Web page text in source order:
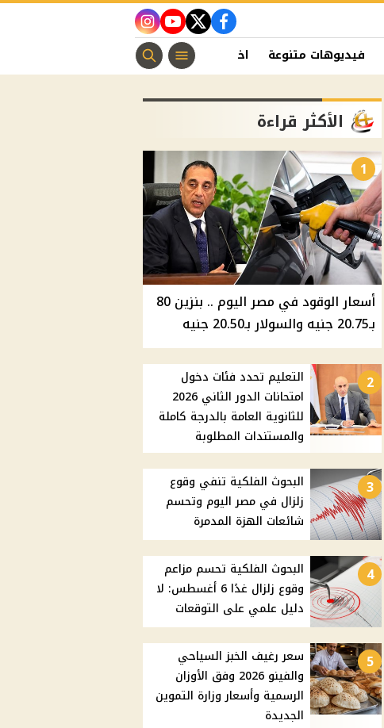
facebook
twitter
youtube
instagram
فيديوهات متنوعة اخبار الفن منوعات مسيحية
الأكثر قراءة
1
أسعار الوقود في مصر اليوم .. بنزين 80
بـ20.75 جنيه والسولار بـ20.50 جنيه
2
التعليم تحدد فئات دخول
امتحانات الدور الثاني 2026
للثانوية العامة بالدرجة كاملة
والمستندات المطلوبة
3
البحوث الفلكية تنفي وقوع
زلزال في مصر اليوم وتحسم
شائعات الهزة المدمرة
4
البحوث الفلكية تحسم مزاعم
وقوع زلزال غدًا 6 أغسطس: لا
دليل علمي على التوقعات
5
سعر رغيف الخبز السياحي
والفينو 2026 وفق الأوزان
الرسمية وأسعار وزارة التموين
الجديدة